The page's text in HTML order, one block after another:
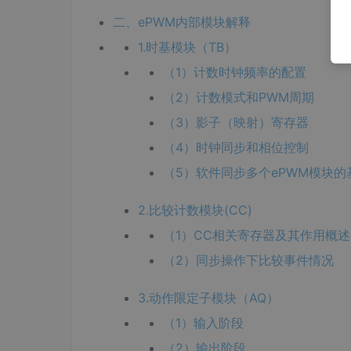
二、ePWM内部模块解释
1.时基模块（TB）
（1）计数时钟频率的配置
（2）计数模式和PWM周期
（3）影子（映射）寄存器
（4）时钟同步和相位控制
（5）软件同步多个ePWM模块的
2.比较计数模块(CC)
（1）CC相关寄存器及其作用概述
（2）同步操作下比较事件情况
3.动作限定子模块（AQ）
（1）输入阶段
（2）输出阶段